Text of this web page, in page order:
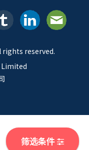
筛选条件
rights reserved.